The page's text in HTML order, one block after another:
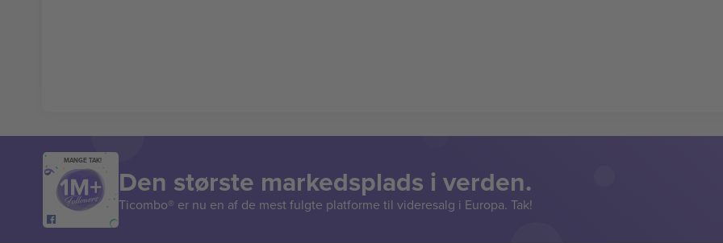
MANGE TAK!
Den største markedsplads i verden.
Ticombo® er nu en af de mest fulgte platforme til videresalg i Europa. Tak!